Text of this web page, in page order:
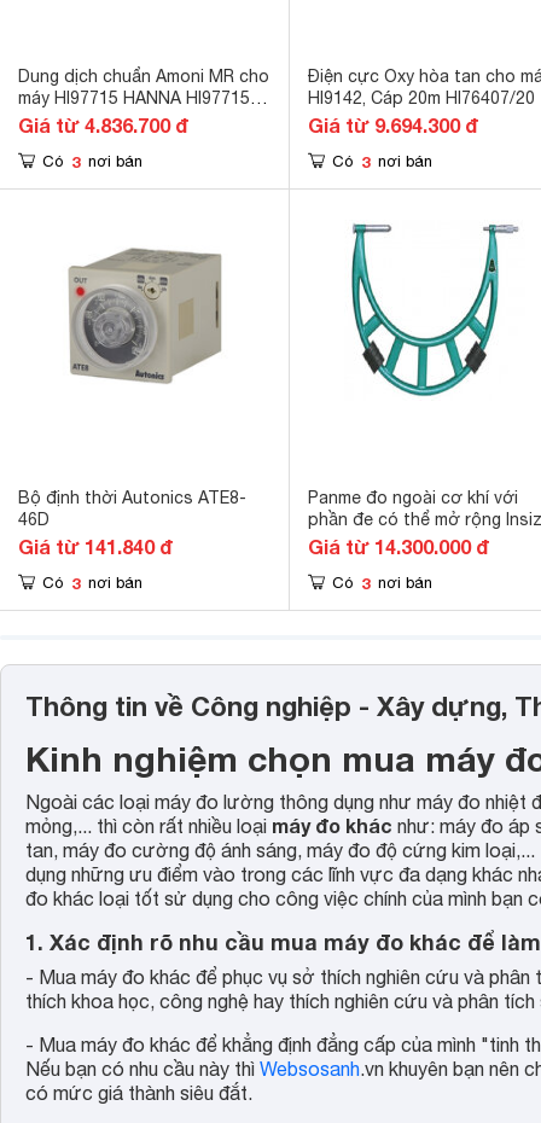
Dung dịch chuẩn Amoni MR cho
máy HI97715 HANNA HI97715-
11
Giá từ 4.836.700 đ
Có 3 nơi bán
Điện cực Oxy hòa tan cho
HI9142, Cáp 20m HI76407/20
Giá từ 9.694.300 đ
Có 3 nơi bán
Bộ định thời Autonics ATE8-
46D
Giá từ 141.840 đ
Có 3 nơi bán
Panme đo ngoài cơ khí với
phần đe có thể mở rộng
3205-1000 900-1000mm/0.01
Giá từ 14.300.000 đ
Có 3 nơi bán
Thông tin về Công nghiệp - Xây dựng,
Kinh nghiệm chọn mua máy
Ngoài các loại máy đo lường thông dụng như máy đo nhiệt
mỏng,... thì còn rất nhiều loại máy đo khác như: máy đo áp
tan, máy đo cường độ ánh sáng, máy đo độ cứng kim
dụng những ưu điểm vào trong các lĩnh vực đa dạng khác
đo khác loại tốt sử dụng cho công việc chính của mình bạn
1. Xác định rõ nhu cầu mua máy đo khác để
- Mua máy đo khác để phục vụ sở thích nghiên cứu và
thích khoa học, công nghệ hay thích nghiên cứu và phân
- Mua máy đo khác để khẳng định đẳng cấp của mình "tinh
Nếu bạn có nhu cầu này thì Websosanh.vn khuyên bạn nên
có mức giá thành siêu đắt.